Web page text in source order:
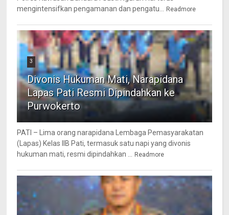
mengintensifkan pengamanan dan pengatu...
Readmore
3
Divonis Hukuman Mati, Narapidana
Lapas Pati Resmi Dipindahkan ke
Purwokerto
PATI – Lima orang narapidana Lembaga Pemasyarakatan
(Lapas) Kelas IIB Pati, termasuk satu napi yang divonis
hukuman mati, resmi dipindahkan ...
Readmore